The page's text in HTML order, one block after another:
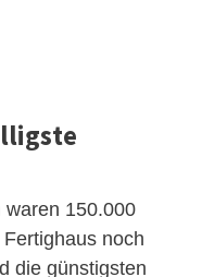
waren 150.000
noch
die günstigsten